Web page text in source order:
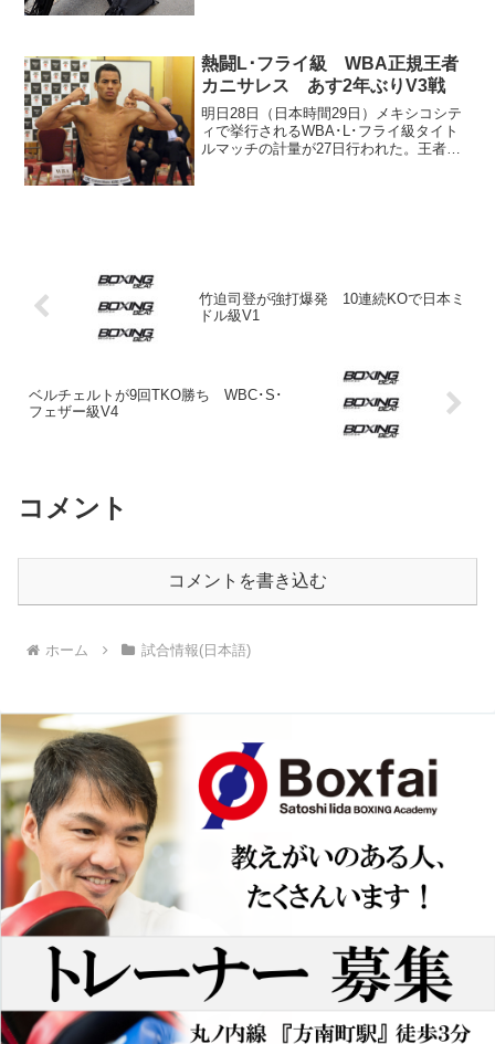
熱闘L･フライ級 WBA正規王者
カニサレス あす2年ぶりV3戦
明日28日（日本時間29日）メキシコシテ
ィで挙行されるWBA･L･フライ級タイト
ルマッチの計量が27日行われた。王者カ
竹迫司登が強打爆発 10連続KOで日本ミ
ドル級V1
ベルチェルトが9回TKO勝ち WBC･S･
フェザー級V4
コメント
コメントを書き込む
ホーム 試合情報(日本語)